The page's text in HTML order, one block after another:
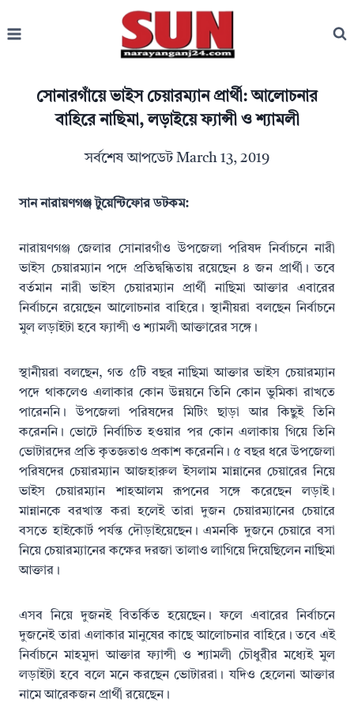
to
সোনারগাঁয়ে ভাইস চেয়ারম্যান প্রার্থী: আলোচনার
বাহিরে নাছিমা, লড়াইয়ে ফ্যান্সী ও শ্যামলী
সর্বশেষ আপডেট March 13, 2019
সান নারায়ণগঞ্জ টুয়েন্টিফোর ডটকম:
নারায়ণগঞ্জ জেলার সোনারগাঁও উপজেলা পরিষদ নির্বাচনে নারী
ভাইস চেয়ারম্যান পদে প্রতিদ্বন্ধিতায় রয়েছেন ৪ জন প্রার্থী। তবে
বর্তমান নারী ভাইস চেয়ারম্যান প্রার্থী নাছিমা আক্তার এবারের
নির্বাচনে রয়েছেন আলোচনার বাহিরে। স্থানীয়রা বলছেন নির্বাচনে
মুল লড়াইটা হবে ফ্যান্সী ও শ্যামলী আক্তারের সঙ্গে।
স্থানীয়রা বলছেন, গত ৫টি বছর নাছিমা আক্তার ভাইস চেয়ারম্যান
পদে থাকলেও এলাকার কোন উন্নয়নে তিনি কোন ভুমিকা রাখতে
পারেননি। উপজেলা পরিষদের মিটিং ছাড়া আর কিছুই তিনি
করেননি। ভোটে নির্বাচিত হওয়ার পর কোন এলাকায় গিয়ে তিনি
ভোটারদের প্রতি কৃতজ্ঞতাও প্রকাশ করেননি। ৫ বছর ধরে উপজেলা
পরিষদের চেয়ারম্যান আজহারুল ইসলাম মান্নানের চেয়ারের নিয়ে
ভাইস চেয়ারম্যান শাহআলম রূপনের সঙ্গে করেছেন লড়াই।
মান্নানকে বরখাস্ত করা হলেই তারা দুজন চেয়ারম্যানের চেয়ারে
বসতে হাইকোর্ট পর্যন্ত দৌড়াইয়েছেন। এমনকি দুজনে চেয়ারে বসা
নিয়ে চেয়ারম্যানের কক্ষের দরজা তালাও লাগিয়ে দিয়েছিলেন নাছিমা
আক্তার।
এসব নিয়ে দুজনই বিতর্কিত হয়েছেন। ফলে এবারের নির্বাচনে
দুজনেই তারা এলাকার মানুষের কাছে আলোচনার বাহিরে। তবে এই
নির্বাচনে মাহমুদা আক্তার ফ্যান্সী ও শ্যামলী চৌধুরীর মধ্যেই মুল
লড়াইটা হবে বলে মনে করছেন ভোটাররা। যদিও হেলেনা আক্তার
নামে আরেকজন প্রার্থী রয়েছেন।